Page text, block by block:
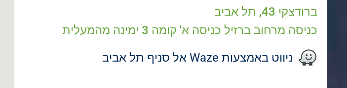
ברודצקי 43, תל אביב
כניסה מרחוב ברזיל כניסה א' קומה 3 ימינה מהמעלית
ניווט באמצעות Waze אל סניף תל אביב